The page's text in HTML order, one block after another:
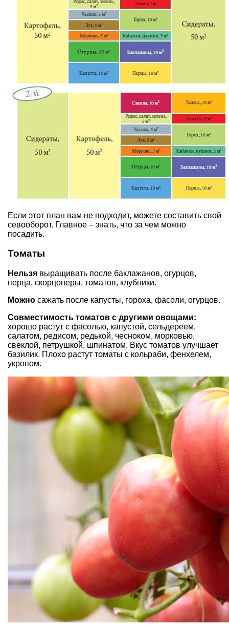
Если этот план вам не подходит, можете составить свой
севооборот. Главное – знать, что за чем можно
посадить.
Томаты
Нельзя выращивать после баклажанов, огурцов,
перца, скорцонеры, томатов, клубники.
Можно сажать после капусты, гороха, фасоли, огурцов.
Совместимость томатов с другими овощами:
хорошо растут с фасолью, капустой, сельдереем,
салатом, редисом, редькой, чесноком, морковью,
свеклой, петрушкой, шпинатом. Вкус томатов улучшает
базилик. Плохо растут томаты с кольраби, фенхелем,
укропом.